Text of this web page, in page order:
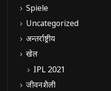
Spiele
Uncategorized
अन्तर्राष्ट्रीय
खेल
IPL 2021
जीवनशैली